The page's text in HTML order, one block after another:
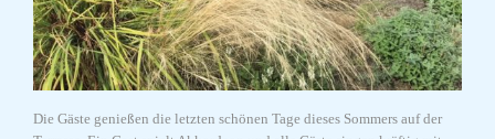
Die Gäste genießen die letzten schönen Tage dieses Sommers auf der